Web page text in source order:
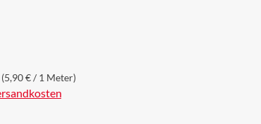
(5,90 € / 1 Meter)